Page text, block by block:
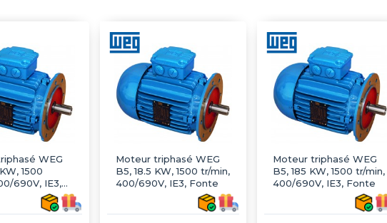
WEG
1500
690V, IE3,
Moteur triphasé WEG
B5, 18.5 KW, 1500 tr/min,
400/690V, IE3, Fonte
Moteur triphasé WEG
B5, 185 KW, 1500 tr/min,
400/690V, IE3, Fonte